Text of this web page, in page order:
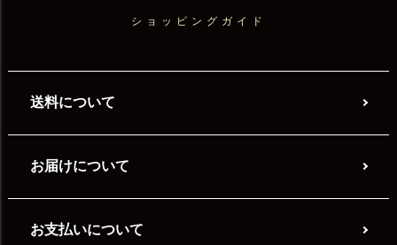
ショッピングガイド
送料について
お届けについて
お支払いについて